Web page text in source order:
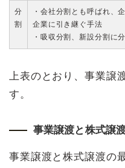
分
割
・会社分割とも呼ばれ、
企業に引き継ぐ手法
・吸収分割、新設分割に
上表のとおり、事業譲
す。
事業譲渡と株式譲
事業譲渡と株式譲渡の